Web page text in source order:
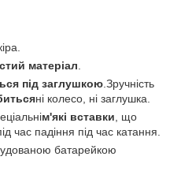
матеріал
під заглушкою .Зручність
ні колесо, ні заглушка.
м'які вставки , що
час падіння під час катання.
батарейкою